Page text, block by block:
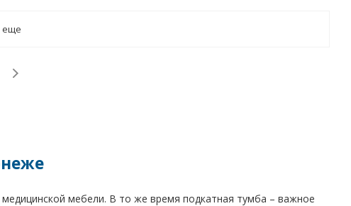
еще
мебели. В то же время подкатная тумба – важное